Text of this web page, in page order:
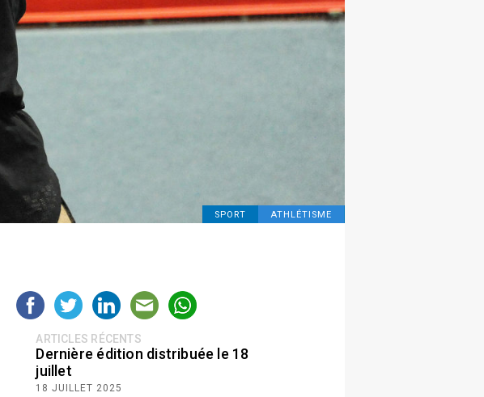
SPORT ATHLÉTISME
ARTICLES RÉCENTS
Dernière édition distribuée le 18
juillet
18 JUILLET 2025